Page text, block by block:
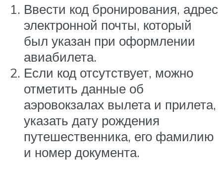
Ввести код бронирования, адрес
электронной почты, который
был указан при оформлении
авиабилета.
Если код отсутствует, можно
отметить данные об
аэровокзалах вылета и прилета,
указать дату рождения
путешественника, его фамилию
и номер документа.